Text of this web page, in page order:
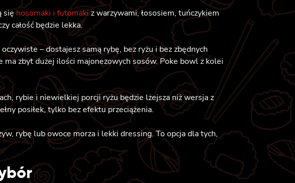
sięhosomaki i futomakiz warzywami, łososiem, tuńczykiem
całość będzie lekka.
– dostajesz samą rybę, bez ryżu i bez zbędnych
zbyt dużej ilości majonezowych sosów. Poke bowl z kolei
rybie i niewielkiej porcji ryżu będzie lżejsza niż wersja z
posiłek, tylko bez efektu przeciążenia.
rybę lub owoce morza i lekki dressing. To opcja dla tych,